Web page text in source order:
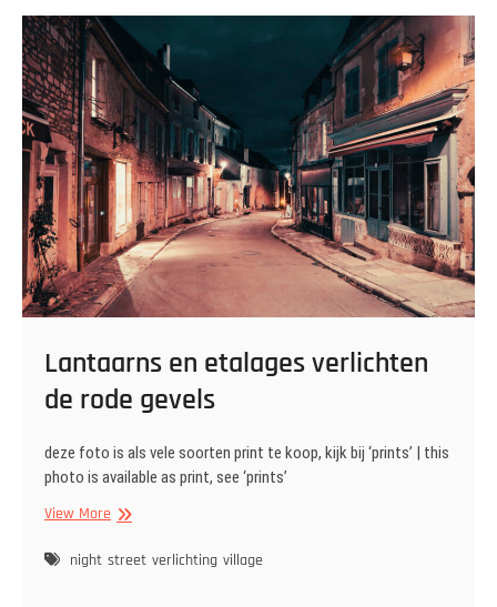
ijs
Lantaarns en etalages verlichten
de rode gevels
deze foto is als vele soorten print te koop, kijk bij ‘prints’ | this
photo is available as print, see ‘prints’
View MoreLantaarns
etalages
night street verlichting village